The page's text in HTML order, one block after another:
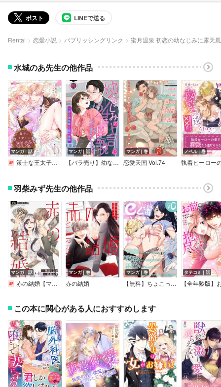
ポスト LINEで送る
Renta! 恋愛小説 パブリッシングリンク 蜜月温泉 初恋の幼なじみに露天
水城のあ先生の他作品
マンガ｜話
策士な王太子の溺愛包囲網～婚活中の公爵令嬢は逃げられません！～【分冊版】
マンガ｜話
【バラ売り】幼なじみの上司に24時間監視されています 一途で過保護な彼の愛情
マンガ｜巻
恋愛天国 Vol.74
ノベル｜巻
羽柴みず先生の他作品
マンガ｜話
赤の結婚【マイクロ】
マンガ｜巻
赤の結婚
マンガ｜巻
【無料】ちょこっとe乙蜜vol.4
タテコミ｜話
この本に関心がある人におすすめします